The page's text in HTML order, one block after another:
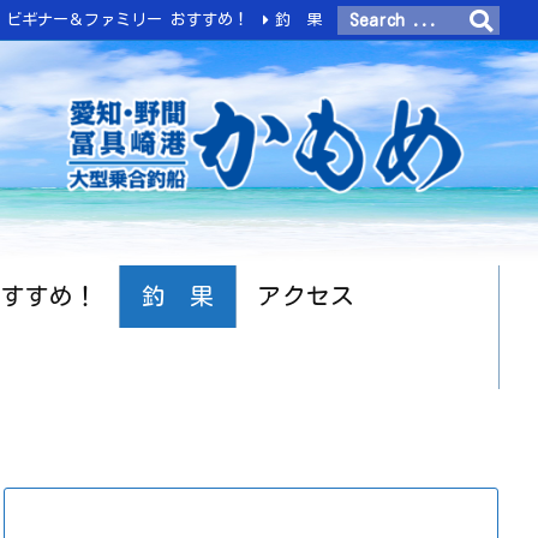
すめ！ 釣 果 アクセス
ビギナー＆ファミリー おすすめ！ 釣 果